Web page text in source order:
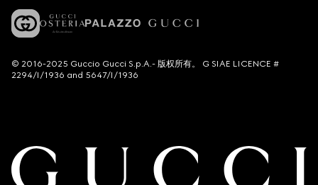
© 2016-2025 Guccio Gucci S.p.A.- 版权所有。 G SIAE LICENCE #
2294/I/1936 and 5647/I/1936